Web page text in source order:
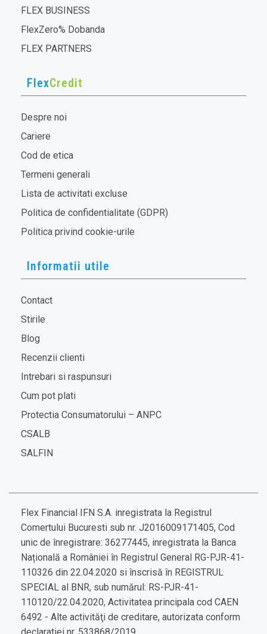
FLEX BUSINESS
FlexZero% Dobanda
FLEX PARTNERS
FlexCredit
Despre noi
Cariere
Cod de etica
Termeni generali
Lista de activitati excluse
Politica de confidentialitate (GDPR)
Politica privind cookie-urile
Informatii utile
Contact
Stirile
Blog
Recenzii clienti
Intrebari si raspunsuri
Cum pot plati
Protectia Consumatorului – ANPC
CSALB
SALFIN
Flex Financial IFN S.A. inregistrata la Registrul
Comertului Bucuresti sub nr. J2016009171405, Cod
unic de înregistrare: 36277445, inregistrata la Banca
Națională a României în Registrul General RG-PJR-41-
110326 din 22.04.2020 si înscrisă în REGISTRUL
SPECIAL al BNR, sub numărul: RS-PJR-41-
110120/22.04.2020, Activitatea principala cod CAEN
6492 - Alte activităţi de creditare, autorizata conform
declaratiei nr. 533868/2019.